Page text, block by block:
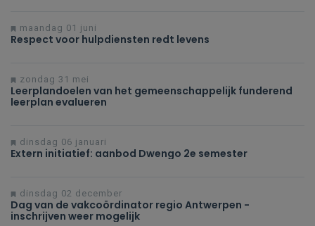
maandag 01 juni
Respect voor hulpdiensten redt levens
zondag 31 mei
Leerplandoelen van het gemeenschappelijk funderend
leerplan evalueren
dinsdag 06 januari
Extern initiatief: aanbod Dwengo 2e semester
dinsdag 02 december
Dag van de vakcoördinator regio Antwerpen -
inschrijven weer mogelijk